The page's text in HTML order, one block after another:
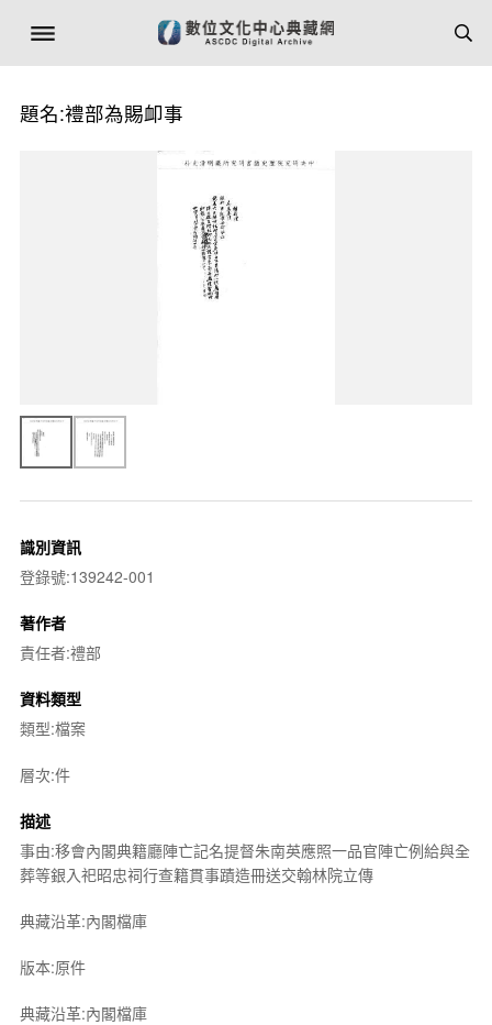
題名:禮部為賜卹事
識別資訊
登錄號:139242-001
著作者
責任者:禮部
資料類型
類型:檔案
層次:件
描述
事由:移會內閣典籍廳陣亡記名提督朱南英應照一品官陣亡例給與全
葬等銀入祀昭忠祠行查籍貫事蹟造冊送交翰林院立傳
典藏沿革:內閣檔庫
版本:原件
典藏沿革:內閣檔庫